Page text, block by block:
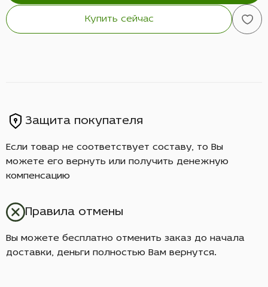
Купить сейчас
Защита покупателя
Если товар не соответствует составу, то Вы
можете его вернуть или получить денежную
компенсацию
Правила отмены
Вы можете бесплатно отменить заказ до начала
доставки, деньги полностью Вам вернутся.